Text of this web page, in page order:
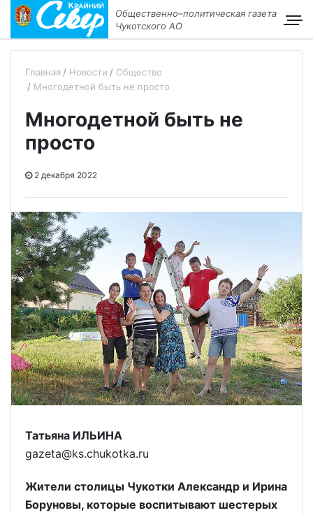
Общественно–политическая газета
Чукотского АО
Главная Новости
Общество
Многодетной быть не просто
Многодетной быть не
просто
2 декабря 2022
Татьяна ИЛЬИНА
gazeta@ks.chukotka.ru
Жители столицы Чукотки Александр и Ирина
Боруновы, которые воспитывают шестерых